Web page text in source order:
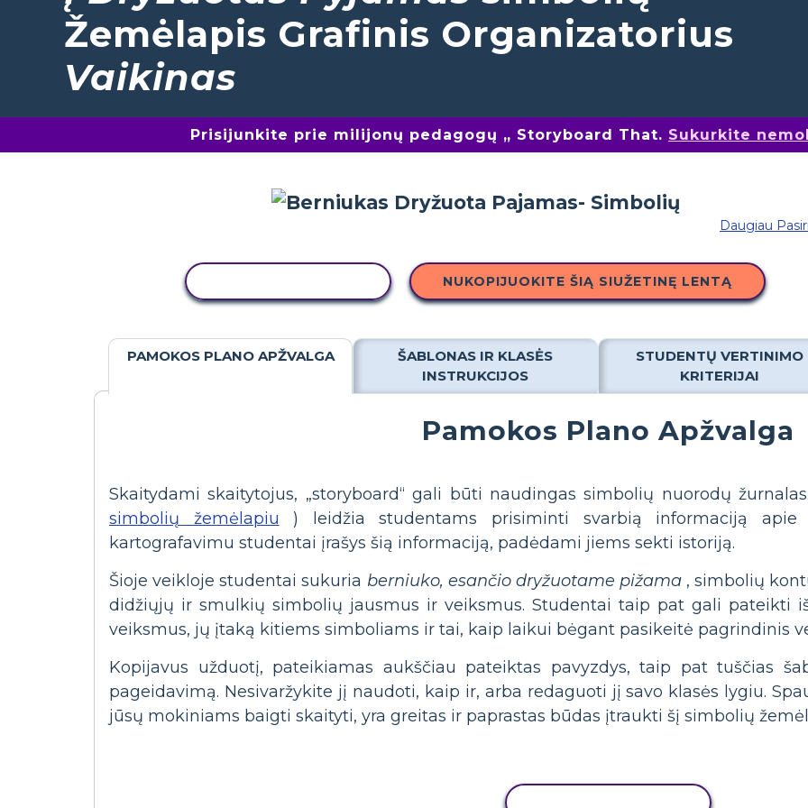
Žemėlapis Grafinis Organizatorius
Vaikinas
Prisijunkite prie milijonų pedagogų „ Storyboard That. Sukurkite
Daugiau
NUKOPIJUOKITE ŠIĄ SIUŽETINĘ LENTĄ
PAMOKOS PLANO APŽVALGA
ŠABLONAS IR KLASĖS
INSTRUKCIJOS
STUDENTŲ VERTINIMO
KRITERIJAI
Pamokos Plano Apžvalga
Skaitydami skaitytojus, „storyboard“ gali būti naudingas simbolių nuorodų
simbolių žemėlapiu ) leidžia studentams prisiminti svarbią informaciją apie
kartografavimu studentai įrašys šią informaciją, padėdami jiems sekti istoriją.
Šioje veikloje studentai sukuria berniuko, esančio dryžuotame pižama , simbolių
didžiųjų ir smulkių simbolių jausmus ir veiksmus. Studentai taip pat gali pateikti
veiksmus, jų įtaką kitiems simboliams ir tai, kaip laikui bėgant pasikeitė pagrindinis
Kopijavus užduotį, pateikiamas aukščiau pateiktas pavyzdys, taip pat tuščias
pageidavimą. Nesivaržykite jį naudoti, kaip ir, arba redaguoti jį savo klasės lygiu.
jūsų mokiniams baigti skaityti, yra greitas ir paprastas būdas įtraukti šį simbolių